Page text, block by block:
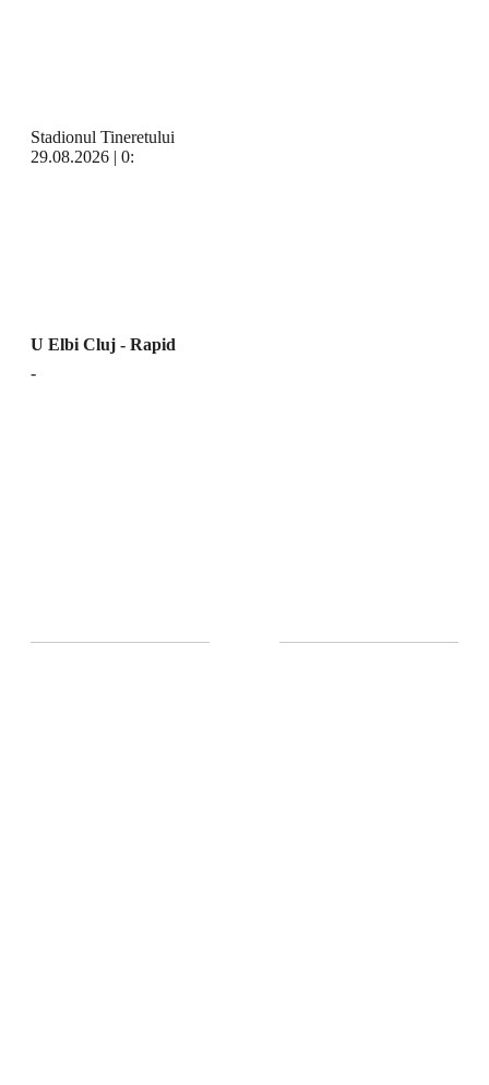
Stadionul Tineretului
29.08.2026 | 0:
U Elbi Cluj - Rapid
-